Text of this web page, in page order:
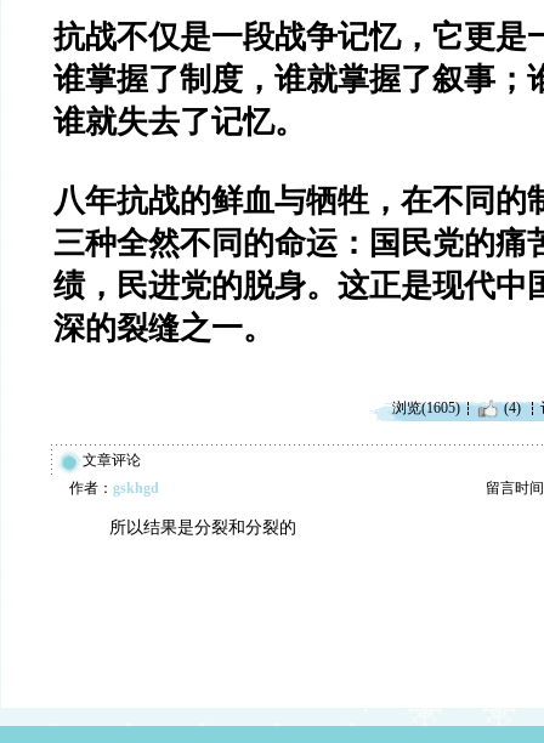
抗战不仅是一段战争记忆，它更是
谁掌握了制度，谁就掌握了叙事；
谁就失去了记忆。
八年抗战的鲜血与牺牲，在不同的
三种全然不同的命运：国民党的痛
绩，民进党的脱身。这正是现代中
深的裂缝之一。
浏览(1605) (4)
文章评论
作者： gskhgd 留言时
所以结果是分裂和分裂的